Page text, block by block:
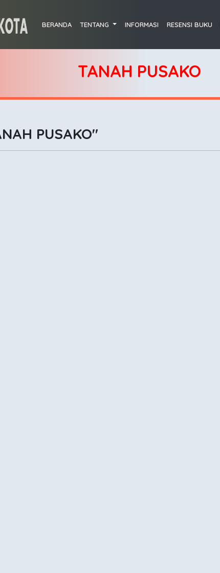
BERANDA TENTANG INFORMASI RESENSI BUKU
TANAH PUSAKO
PUSAKO"